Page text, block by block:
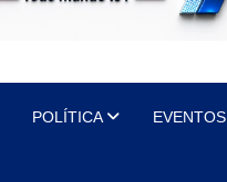
POLÍTICA EVENTOS